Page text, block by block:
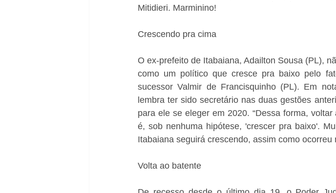
Mitidieri. Marminino!
Crescendo pra cima
O ex-prefeito de Itabaiana, Adailton Sousa (PL),
como um político que cresce pra baixo pelo
sucessor Valmir de Francisquinho (PL). Em
lembra ter sido secretário nas duas gestões
para ele se eleger em 2020. “Dessa forma,
é, sob nenhuma hipótese, 'crescer pra baixo'.
Itabaiana seguirá crescendo, assim como
Volta ao batente